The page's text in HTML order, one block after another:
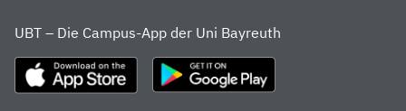
UBT – Die Campus-App der Uni Bayreuth